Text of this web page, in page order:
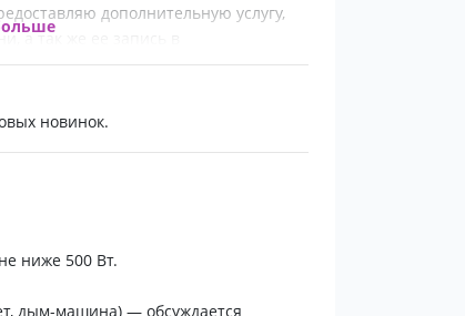
дополнительную услугу,
а так же ее запись в
новинок.
ниже 500 Вт.
дым-машина) — обсуждается